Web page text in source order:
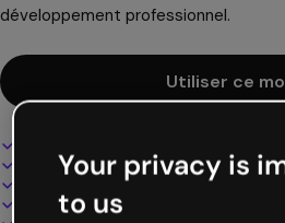
développement professionnel.
Utiliser ce
100% personnalisable
Ajoutez audio, vidéo et multimédia
Présentez, partagez ou publiez en
Your privacy is
to us